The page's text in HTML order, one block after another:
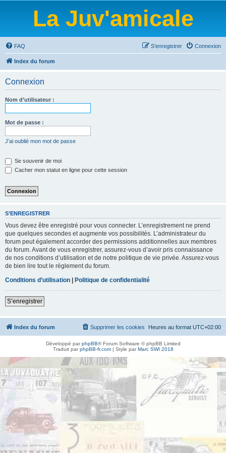
La Juv'amicale
FAQ Connexion
S’enregistrer
Index du forum
Connexion
Nom d’utilisateur :
Mot de passe :
J’ai oublié mon mot de passe
Se souvenir de moi
Cacher mon statut en ligne pour cette session
S’ENREGISTRER
Vous devez être enregistré pour vous connecter. L’enregistrement ne prend
que quelques secondes et augmente vos possibilités. L’administrateur du
forum peut également accorder des permissions additionnelles aux membres
du forum. Avant de vous enregistrer, assurez-vous d’avoir pris connaissance
de nos conditions d’utilisation et de notre politique de vie privée. Assurez-vous
de bien lire tout le règlement du forum.
Conditions d’utilisation | Politique de confidentialité
S’enregistrer
Index du forum Heures au format UTC+02:00
Supprimer les cookies
Développé parphpBB® Forum Software © phpBB Limited
Traduit parphpBB-fr.com| Style parMarc SWI 2018